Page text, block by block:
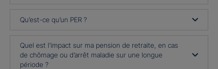
Qu’est-ce qu’un PER ?
Quel est l’impact sur ma pension de retraite, en cas
de chômage ou d’arrêt maladie sur une longue
période ?